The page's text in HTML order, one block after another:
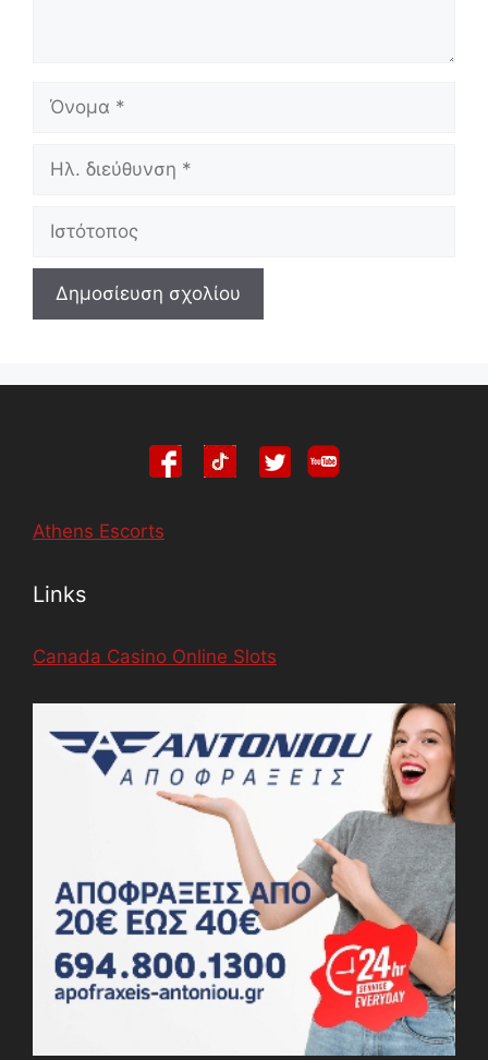
διεύθυνση
Athens Escorts
Links
Canada Casino Online Slots